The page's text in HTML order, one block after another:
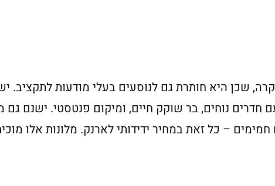
שכן היא חותרת גם לנוסעים בעלי מודעות לתקציב.
נוחים, בר שוקק חיים, ומיקום פנטסטי. ישנם גם
– כל זאת במחיר ידידותי לארנק. מלונות אלו